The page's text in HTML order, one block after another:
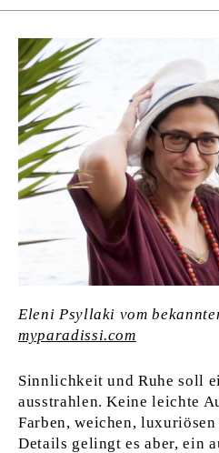
Eleni Psyllaki vom
myparadissi.com
Sinnlichkeit und Ruhe soll
ausstrahlen. Keine leichte
Farben, weichen,
Details gelingt es aber, ein